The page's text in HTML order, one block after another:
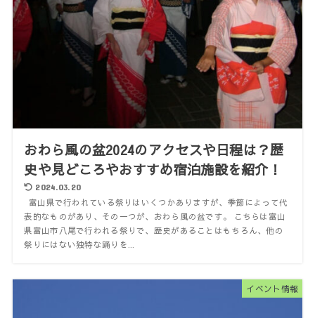
おわら風の盆2024のアクセスや日程は？歴
史や見どころやおすすめ宿泊施設を紹介！
2024.03.20
富山県で行われている祭りはいくつかありますが、季節によって代
表的なものがあり、その一つが、おわら風の盆です。 こちらは富山
県富山市八尾で行われる祭りで、歴史があることはもちろん、他の
祭りにはない独特な踊りを...
イベント情報